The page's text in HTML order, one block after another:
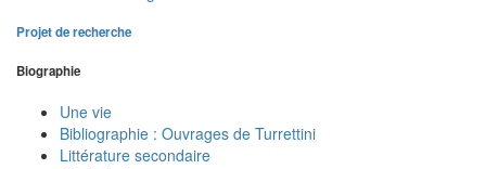
Projet de recherche
Biographie
Une vie
Bibliographie : Ouvrages de Turrettini
Littérature secondaire